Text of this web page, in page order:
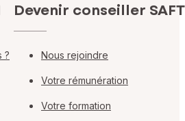
?
Devenir conseiller
Nous rejoindre
Votre rémunération
Votre formation